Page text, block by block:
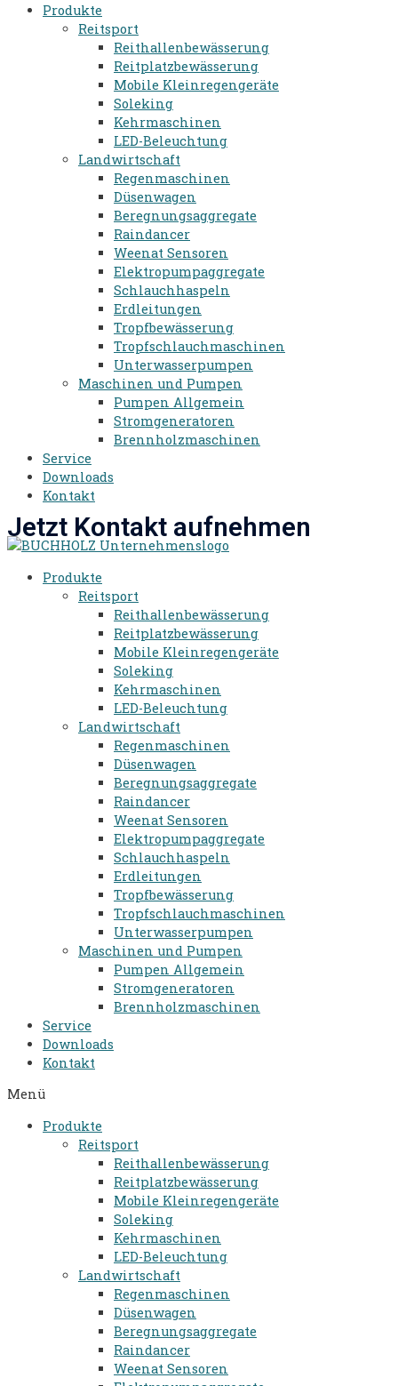
Produkte
Reitsport
Reithallenbewässerung
Reitplatzbewässerung
Mobile Kleinregengeräte
Soleking
Kehrmaschinen
LED-Beleuchtung
Landwirtschaft
Regenmaschinen
Düsenwagen
Beregnungsaggregate
Raindancer
Weenat Sensoren
Elektropumpaggregate
Schlauchhaspeln
Erdleitungen
Tropfbewässerung
Tropfschlauchmaschinen
Unterwasserpumpen
Maschinen und Pumpen
Pumpen Allgemein
Stromgeneratoren​
Brennholzmaschinen
Service
Downloads
Kontakt
Jetzt Kontakt aufnehmen
Produkte
Reitsport
Reithallenbewässerung
Reitplatzbewässerung
Mobile Kleinregengeräte
Soleking
Kehrmaschinen
LED-Beleuchtung
Landwirtschaft
Regenmaschinen
Düsenwagen
Beregnungsaggregate
Raindancer
Weenat Sensoren
Elektropumpaggregate
Schlauchhaspeln
Erdleitungen
Tropfbewässerung
Tropfschlauchmaschinen
Unterwasserpumpen
Maschinen und Pumpen
Pumpen Allgemein
Stromgeneratoren​
Brennholzmaschinen
Service
Downloads
Kontakt
Menü
Produkte
Reitsport
Reithallenbewässerung
Reitplatzbewässerung
Mobile Kleinregengeräte
Soleking
Kehrmaschinen
LED-Beleuchtung
Landwirtschaft
Regenmaschinen
Düsenwagen
Beregnungsaggregate
Raindancer
Weenat Sensoren